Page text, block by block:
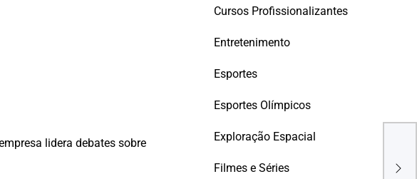
lidera debates sobre
Cursos Profissionalizantes
Entretenimento
Esportes
Esportes Olímpicos
Exploração Espacial
Filmes e Séries